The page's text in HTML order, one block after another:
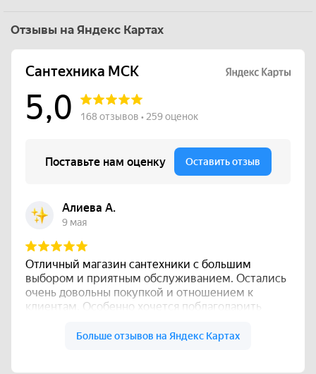
Отзывы на Яндекс Картах